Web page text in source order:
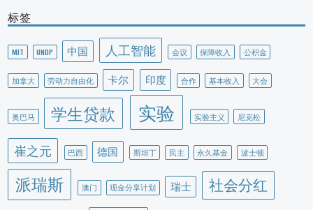
标签
MIT UNDP 中国 人工智能 会议 保障收入 公积金
加拿大 劳动力自由化 卡尔 印度 合作 基本收入 大会
奥巴马 学生贷款 实验 实验主义 尼克松
崔之元 巴西 德国 斯坦丁 民主 永久基金 波士顿
派瑞斯 澳门 现金分享计划 瑞士 社会分红